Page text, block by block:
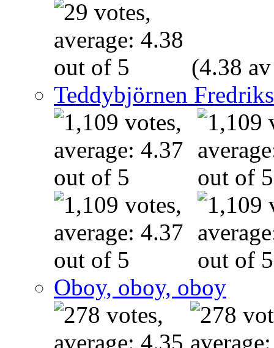
(4.38
Teddybjörnen
Oboy, oboy, oboy